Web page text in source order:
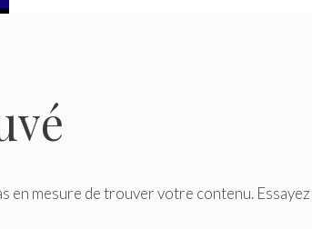
en mesure de trouver votre contenu.